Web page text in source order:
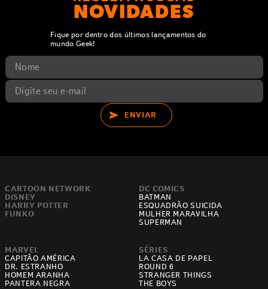
NOVIDADES
Fique por dentro dos últimos lançamentos do
mundo Geek!
ENVIAR
CARTOON NETWORK
DISNEY
HARRY POTTER
FUNKO
DC COMICS
BATMAN
ESQUADRÃO SUICIDA
MULHER MARAVILHA
SUPERMAN
MARVEL
CAPITÃO AMÉRICA
DR. ESTRANHO
HOMEM ARANHA
PANTERA NEGRA
SÉRIES
LA CASA DE PAPEL
ROUND 6
STRANGER THINGS
THE BOYS